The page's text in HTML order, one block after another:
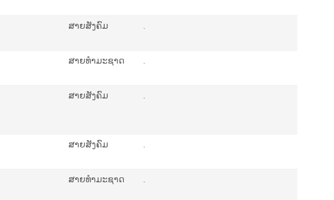
ສາຍສັງຄົມ .
ສາຍທຳມະຊາດ .
ສາຍສັງຄົມ .
ສາຍສັງຄົມ .
ສາຍທຳມະຊາດ .